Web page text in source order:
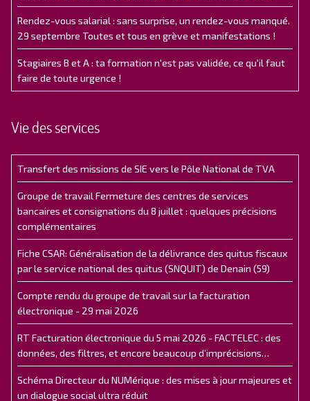
Rendez-vous salarial : sans surprise, un rendez-vous manqué.
29 septembre Toutes et tous en grève et manifestations !
Stagiaires B et A : ta formation n'est pas validée, ce qu'il faut
faire de toute urgence !
Vie des services
Transfert des missions de SIE vers le Pôle National de TVA
Groupe de travail Fermeture des centres de services
bancaires et consignations du 8 juillet : quelques précisions
complémentaires
Fiche CSAR: Généralisation de la délivrance des quitus fiscaux
par le service national des quitus (SNQUIT) de Denain (59)
Compte rendu du groupe de travail sur la facturation
électronique - 29 mai 2026
RT Facturation électronique du 5 mai 2026 - FACTELEC : des
données, des filtres, et encore beaucoup d’imprécisions…
Schéma Directeur du NUMérique : des mises à jour majeures et
un dialogue social ultra réduit